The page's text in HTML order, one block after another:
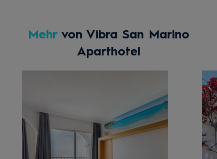
Mehrvon Vibra San Marino
Aparthotel